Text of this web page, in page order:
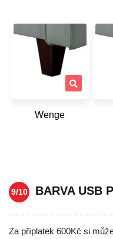
Wenge
9/10 BARVA USB
Za příplatek 600Kč si